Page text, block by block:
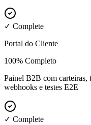
✓ Complete
Portal do Cliente
100% Completo
Painel B2B com carteiras,
webhooks e testes E2E
✓ Complete